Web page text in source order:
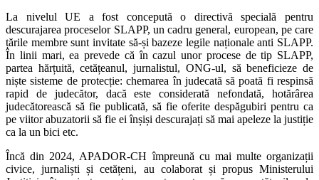
La nivelul UE a fost concepută o directivă specială pentru
descurajarea proceselor SLAPP, un cadru general, european, pe care
țările membre sunt invitate să-și bazeze legile naționale anti SLAPP.
În linii mari, ea prevede că în cazul unor procese de tip SLAPP,
partea hărțuită, cetățeanul, jurnalistul, ONG-ul, să beneficieze de
niște sisteme de protecție: chemarea în judecată să poată fi respinsă
rapid de judecător, dacă este considerată nefondată, hotărârea
judecătorească să fie publicată, să fie oferite despăgubiri pentru ca
pe viitor abuzatorii să fie ei înșiși descurajați să mai apeleze la justiție
ca la un bici etc.
Încă din 2024, APADOR-CH împreună cu mai multe organizații
civice, jurnaliști și cetățeni, au colaborat și propus Ministerului